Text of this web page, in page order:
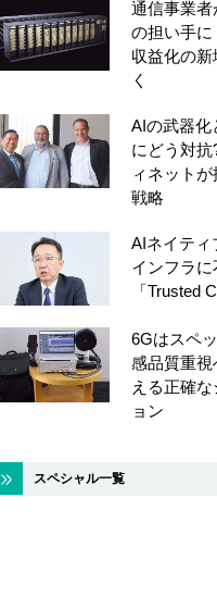
通信事業者
の担い手
収益化の
く
AIの武器化
にどう対
ィネット
戦略
AIネイティ
インフラに
「Trusted
6Gはスペ
感品質重
える正確
ョン
スペシャル一覧